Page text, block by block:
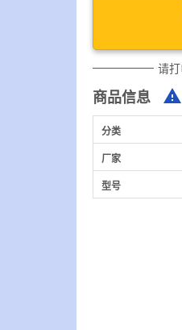
请
商品信息
分类
厂家
型号